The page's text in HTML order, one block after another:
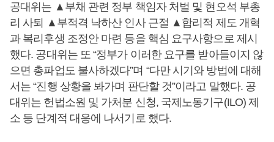
공대위는 ▲부채 관련 정부 책임자 처벌 및 현오석 부총
리 사퇴 ▲부적격 낙하산 인사 근절 ▲합리적 제도 개혁
과 복리후생 조정안 마련 등을 핵심 요구사항으로 제시
했다. 공대위는 또 “정부가 이러한 요구를 받아들이지 않
으면 총파업도 불사하겠다”며 “다만 시기와 방법에 대해
서는 “진행 상황을 봐가며 판단할 것”이라고 말했다. 공
대위는 헌법소원 및 가처분 신청, 국제노동기구(ILO) 제
소 등 단계적 대응에 나서기로 했다.